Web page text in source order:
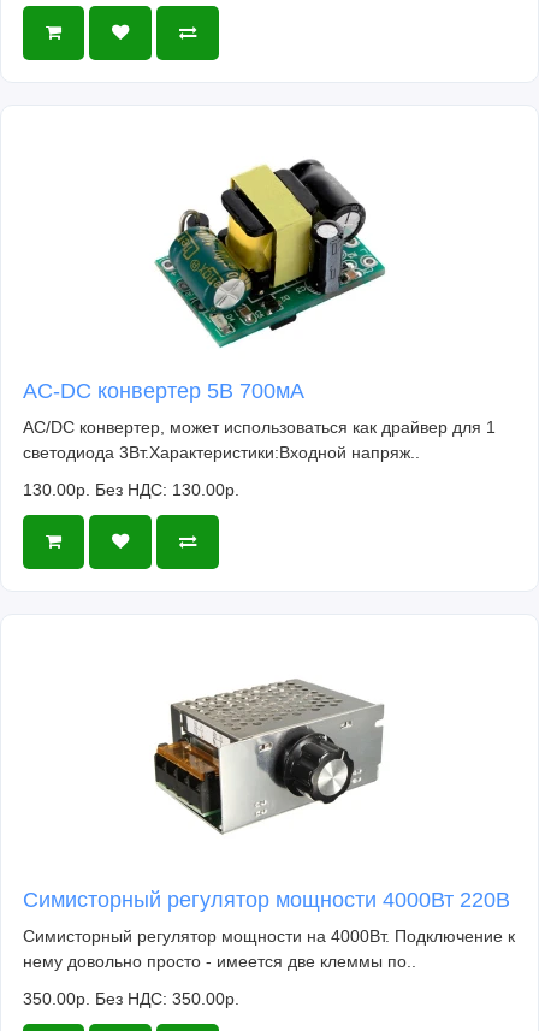
AC-DC конвертер 5В 700мА
AC/DC конвертер, может использоваться как драйвер для 1
светодиода 3Вт.Характеристики:Входной напряж..
130.00р. Без НДС: 130.00р.
Симисторный регулятор мощности 4000Вт 220В
Симисторный регулятор мощности на 4000Вт. Подключение к
нему довольно просто - имеется две клеммы по..
350.00р. Без НДС: 350.00р.